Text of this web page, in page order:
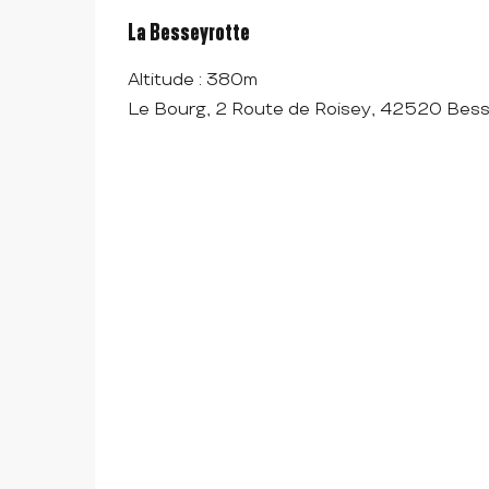
La Besseyrotte
Altitude : 380m
Le Bourg, 2 Route de Roisey, 42520